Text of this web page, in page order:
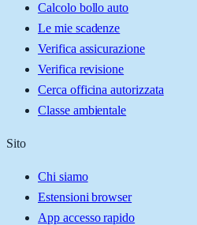
Calcolo bollo auto
Le mie scadenze
Verifica assicurazione
Verifica revisione
Cerca officina autorizzata
Classe ambientale
Sito
Chi siamo
Estensioni browser
App accesso rapido